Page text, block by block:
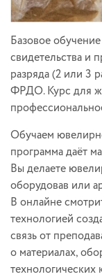
Базовое
свидетельства и
разряда (2 или 3
ФРДО. Курс для
Обучаем
программа даёт
Вы делаете
оборудовав или
В онлайне
технологией
связь от
о материалах,
технологических